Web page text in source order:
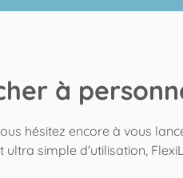
à
hésitez encore à vous
simple d'utilisation,